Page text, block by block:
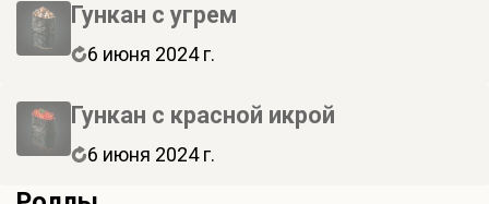
Гункан с угрем
6 июня 2024 г.
Гункан с красной икрой
6 июня 2024 г.